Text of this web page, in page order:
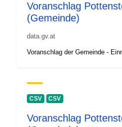
Voranschlag
(Gemeinde)
data.gv.at
Voranschlag der Gemeinde -
CSV CSV
Voranschlag